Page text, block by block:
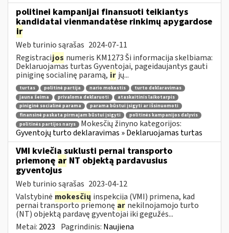
politinei kampanijai finansuoti teikiantys
kandidatai vienmandatėse rinkimų apygardose
ir
Web turinio sąrašas 2024-07-11
Registracijos numeris KM1273 Ši informacija skelbiama:
Deklaruojamas turtas Gyventojai, pageidaujantys gauti
piniginę socialinę paramą, ir jų...
turtas politinė partija nario mokestis
turto deklaravimas
jauna šeima
privaloma deklaruoti
ataskaitinis laikotarpis
piniginė socialinė parama
parama būstui įsigyti ar išsinuomoti
finansinė paskata pirmajam būstui įsigyti
politinės kampanijos dalyvis
politinės partijos narys
Mokesčių žinyno kategorijos:
Gyventojų turto deklaravimas » Deklaruojamas turtas
VMI kviečia suklusti pernai transporto
priemonę ar NT objektą pardavusius
gyventojus
Web turinio sąrašas 2023-04-12
Valstybinė mokesčių inspekcija (VMI) primena, kad
pernai transporto priemonę ar nekilnojamojo turto
(NT) objektą pardavę gyventojai iki gegužės...
Metai: 2023 Pagrindinis: Naujiena